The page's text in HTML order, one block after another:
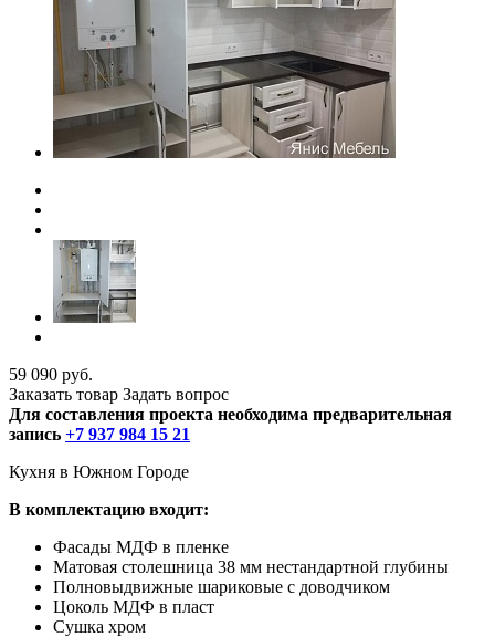
59 090 руб.
Заказать товар Задать вопрос
Для составления проекта необходима предварительная
запись +7 937 984 15 21
Кухня в Южном Городе
В комплектацию входит:
Фасады МДФ в пленке
Матовая столешница 38 мм нестандартной глубины
Полновыдвижные шариковые с доводчиком
Цоколь МДФ в пласт
Сушка хром